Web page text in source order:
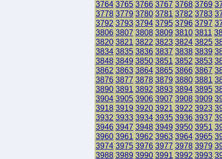
3764 3765 3766 3767 3768 3769
3778 3779 3780 3781 3782 3783
3792 3793 3794 3795 3796 3797
3806 3807 3808 3809 3810 3811
3820 3821 3822 3823 3824 3825
3834 3835 3836 3837 3838 3839
3848 3849 3850 3851 3852 3853
3862 3863 3864 3865 3866 3867
3876 3877 3878 3879 3880 3881
3890 3891 3892 3893 3894 3895
3904 3905 3906 3907 3908 3909
3918 3919 3920 3921 3922 3923
3932 3933 3934 3935 3936 3937
3946 3947 3948 3949 3950 3951
3960 3961 3962 3963 3964 3965
3974 3975 3976 3977 3978 3979
3988 3989 3990 3991 3992 3993